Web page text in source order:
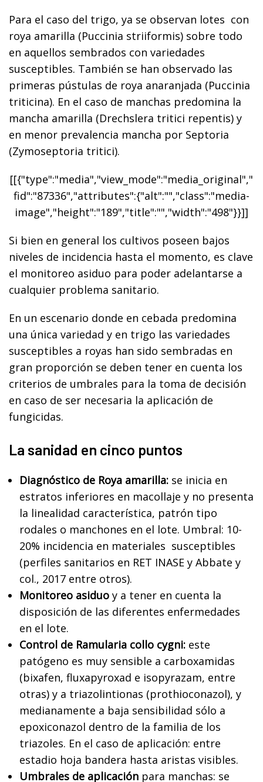
Para el caso del trigo, ya se observan lotes con
roya amarilla (Puccinia striiformis) sobre todo
en aquellos sembrados con variedades
susceptibles. También se han observado las
primeras pústulas de roya anaranjada (Puccinia
triticina). En el caso de manchas predomina la
mancha amarilla (Drechslera tritici repentis) y
en menor prevalencia mancha por Septoria
(Zymoseptoria tritici).
[[{"type":"media","view_mode":"media_original","
fid":"87336","attributes":{"alt":"","class":"media-
image","height":"189","title":"","width":"498"}}]]
Si bien en general los cultivos poseen bajos
niveles de incidencia hasta el momento, es clave
el monitoreo asiduo para poder adelantarse a
cualquier problema sanitario.
En un escenario donde en cebada predomina
una única variedad y en trigo las variedades
susceptibles a royas han sido sembradas en
gran proporción se deben tener en cuenta los
criterios de umbrales para la toma de decisión
en caso de ser necesaria la aplicación de
fungicidas.
La sanidad en cinco puntos
Diagnóstico de Roya amarilla: se inicia en
estratos inferiores en macollaje y no presenta
la linealidad característica, patrón tipo
rodales o manchones en el lote. Umbral: 10-
20% incidencia en materiales susceptibles
(perfiles sanitarios en RET INASE y Abbate y
col., 2017 entre otros).
Monitoreo asiduo y a tener en cuenta la
disposición de las diferentes enfermedades
en el lote.
Control de Ramularia collo cygni: este
patógeno es muy sensible a carboxamidas
(bixafen, fluxapyroxad e isopyrazam, entre
otras) y a triazolintionas (prothioconazol), y
medianamente a baja sensibilidad sólo a
epoxiconazol dentro de la familia de los
triazoles. En el caso de aplicación: entre
estadio hoja bandera hasta aristas visibles.
Umbrales de aplicación para manchas: se